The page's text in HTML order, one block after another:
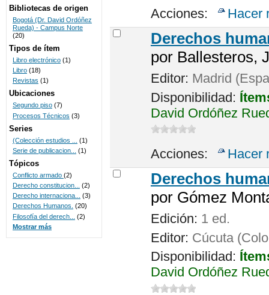
Acciones: Hacer
Derechos
por Ballesteros,
Editor: Madrid
Disponibilidad:
David Ordóñez
Acciones: Hacer
Derechos
por Gómez
Edición: 1 ed.
Editor: Cúcuta
Disponibilidad:
David Ordóñez
Bibliotecas de origen
Bogotá (Dr. David Ordóñez
Rueda) - Campus Norte
(20)
Tipos de ítem
Libro electrónico (1)
Libro (18)
Revistas (1)
Ubicaciones
Segundo piso (7)
Procesos Técnicos (3)
Series
(Colección estudios ...
(1)
Serie de publicacion...
(1)
Tópicos
Conflicto armado (2)
Derecho constitucion...
(2)
Derecho internaciona...
(3)
Derechos Humanos. (20)
Filosofía del derech...
(2)
Mostrar más